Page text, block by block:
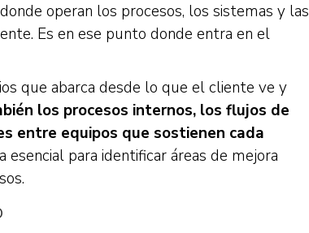
operan los procesos, los sistemas y las
Es en ese punto donde entra en el
que abarca desde lo que el cliente ve y
los procesos internos, los flujos de
entre equipos que sostienen cada
para identificar áreas de mejora